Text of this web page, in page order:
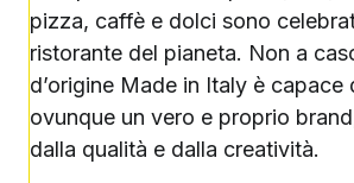
pizza, caffè e dolci sono
ristorante del pianeta. Non a
d’origine Made in Italy è capace
ovunque un vero e proprio
dalla qualità e dalla creatività.